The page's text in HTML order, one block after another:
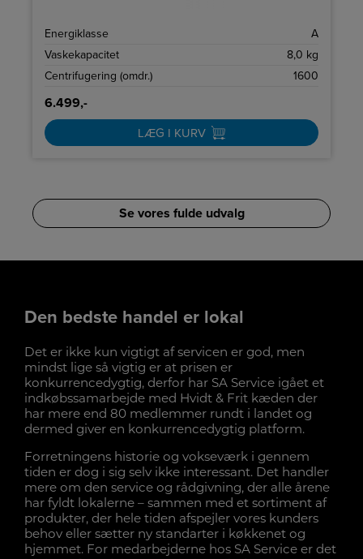
Energiklasse
A
Vaskekapacitet
8,0 kg
Centrifugering (omdr.)
1600
6.499,-
LÆG I KURV
Se vores fulde udvalg
Den bedste handel er lokal
Det er ikke kun vigtigt af servicen er god, men
mindst lige så vigtig er at prisen er
konkurrencedygtig, derfor har SA Service igået et
indkøbssamarbejde med Hvidt & Frit kæden der
har mere end 80 medlemmer rundt i landet og
dermed giver en konkurrencedygtig platform.
Forretningens historie og vokseværk i gennem
tiden er dog i sig selv ikke interessant. Det handler
mere om den service og rådgivning, der alle årene
har fyldt lokalerne – sammen med et sortiment af
produkter, der hele tiden afspejler vores kunders
behov eller sætter ny standarter i køkkenet og
hjemmet. For medarbejderne hos SA Service er det